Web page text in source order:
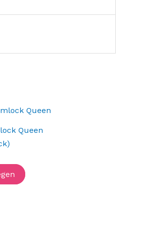
Queen